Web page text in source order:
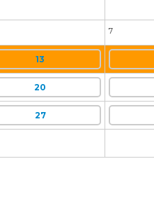
7
13
20
27